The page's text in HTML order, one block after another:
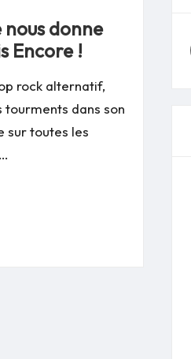
donne
Encore !
rock alternatif,
tourments dans son
sur toutes les